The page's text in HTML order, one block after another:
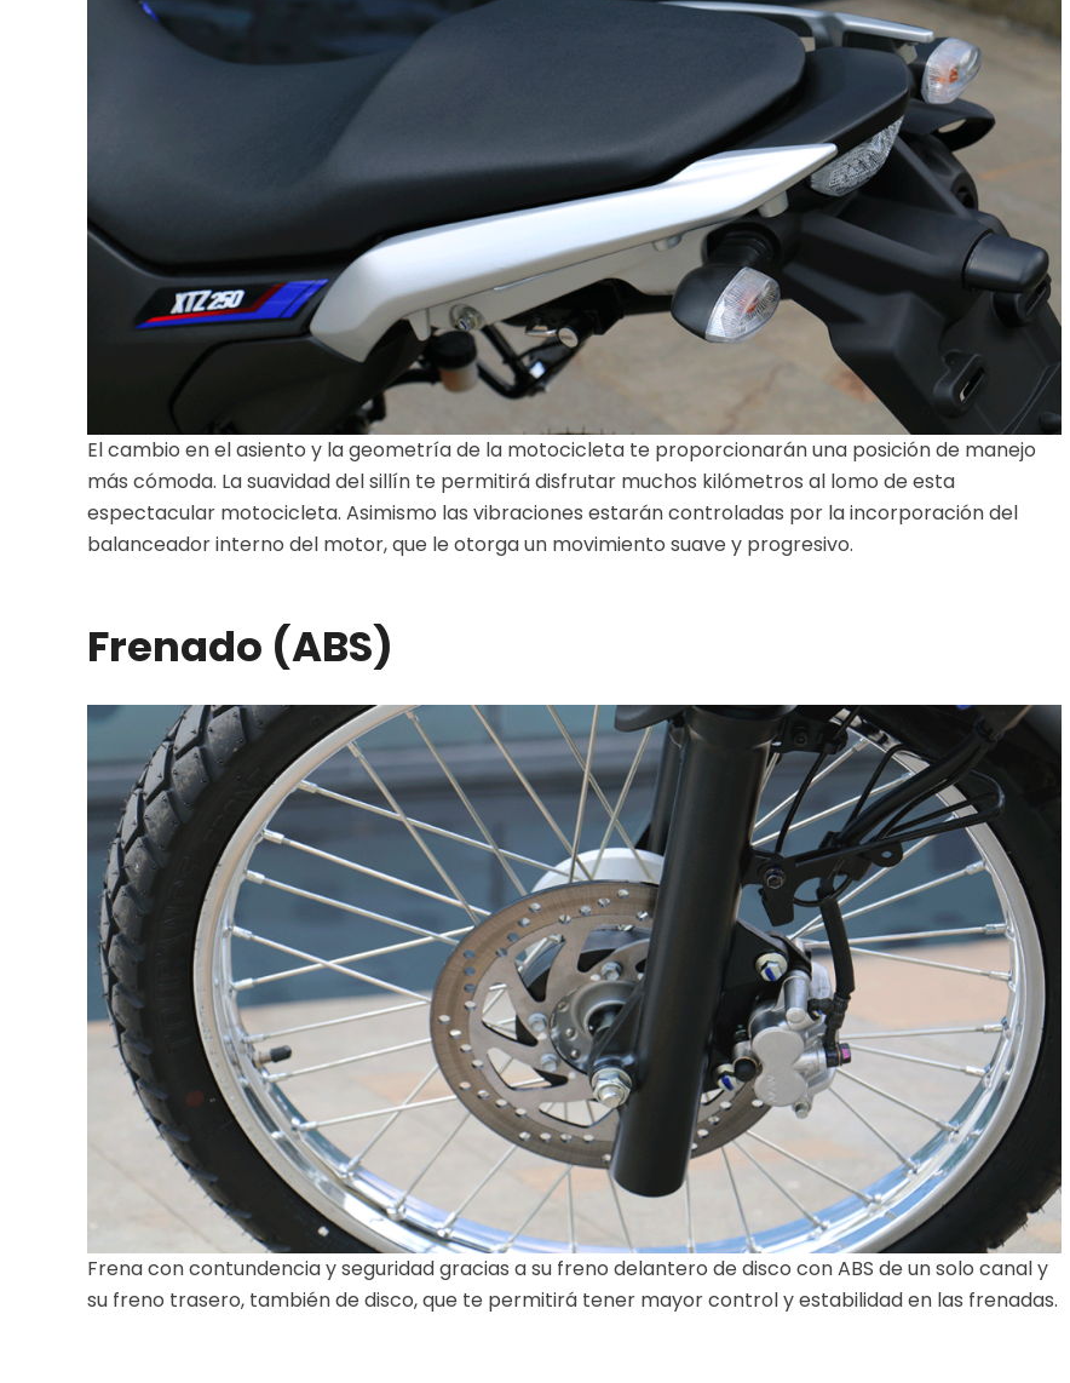
El cambio en el asiento y la geometría de la motocicleta te proporcionarán una posición de manejo
más cómoda. La suavidad del sillín te permitirá disfrutar muchos kilómetros al lomo de esta
espectacular motocicleta. Asimismo las vibraciones estarán controladas por la incorporación del
balanceador interno del motor, que le otorga un movimiento suave y progresivo.
Frenado (ABS)
Frena con contundencia y seguridad gracias a su freno delantero de disco con ABS de un solo canal y
su freno trasero, también de disco, que te permitirá tener mayor control y estabilidad en las frenadas.